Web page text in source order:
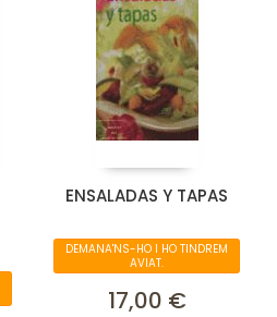
ENSALADAS Y TAPAS
DEMANA'NS-HO I HO TINDREM
AVIAT.
17,00 €